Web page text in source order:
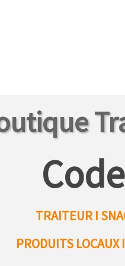
TRAITEUR I
PRODUITS LOCAUXI